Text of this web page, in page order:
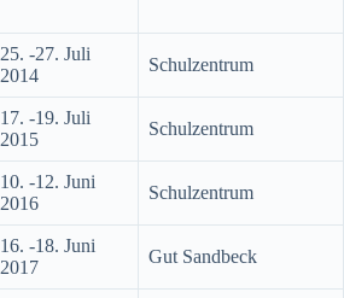
25. -27. Juli
2014
Schulzentrum
17. -19. Juli
2015
Schulzentrum
10. -12. Juni
2016
Schulzentrum
16. -18. Juni
2017
Gut Sandbeck